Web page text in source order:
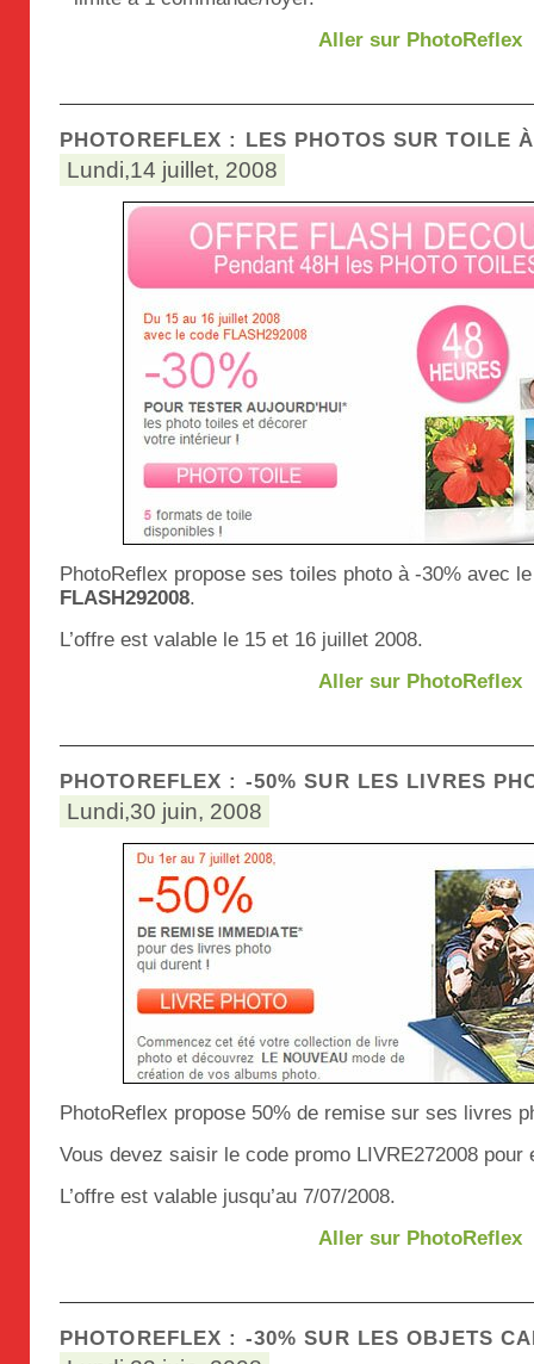
Aller sur PhotoReflex
PHOTOREFLEX : LES PHOTOS SUR TOILE
Lundi,14 juillet, 2008
PhotoReflex propose ses toiles photo à -30% avec
FLASH292008.
L’offre est valable le 15 et 16 juillet 2008.
Aller sur PhotoReflex
PHOTOREFLEX : -50% SUR LES LIVRES
Lundi,30 juin, 2008
PhotoReflex propose 50% de remise sur ses livres
Vous devez saisir le code promo LIVRE272008 pour
L’offre est valable jusqu’au 7/07/2008.
Aller sur PhotoReflex
PHOTOREFLEX : -30% SUR LES OBJETS